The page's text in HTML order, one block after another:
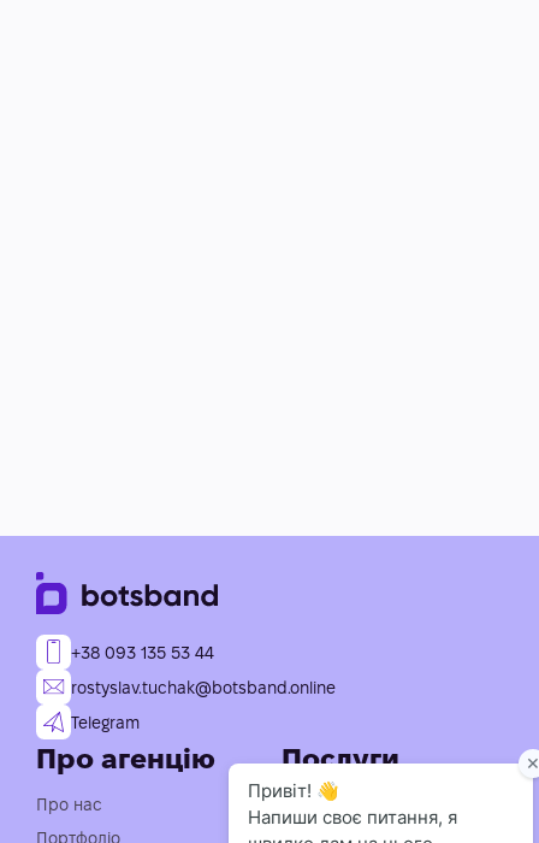
+38 093 135 53 44
rostyslav.tuchak@botsband.online
Telegram
Про агенцію
Про нас
Портфоліо
Послуги
Індивідуальна розробка
чат-ботів